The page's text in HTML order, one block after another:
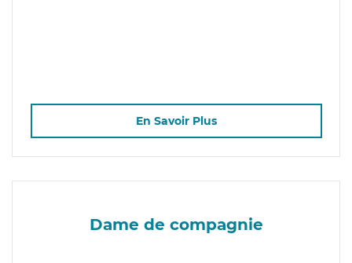
En Savoir Plus
Dame de compagnie